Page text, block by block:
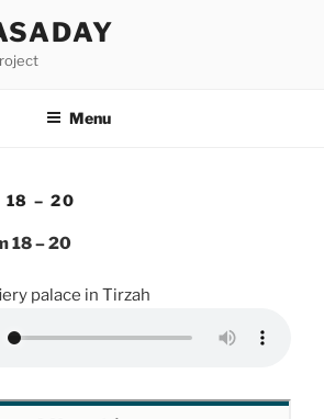
Menu
18 – 20
18 – 20
palace in Tirzah